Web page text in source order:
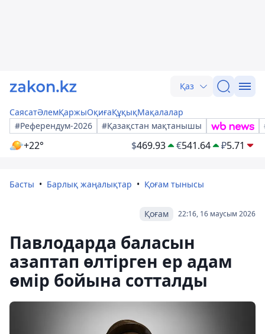
Қаз
СаясатӘлемҚаржыОқиғаҚұқықМақалалар
#Референдум-2026
#Қазақстан мақтанышы
+22° $469.93 €541.64 ₽5.71
Басты Барлық жаңалықтар Қоғам тынысы
22:16, 16 маусым 2026
Қоғам
Павлодарда баласын
азаптап өлтірген ер адам
өмір бойына сотталды